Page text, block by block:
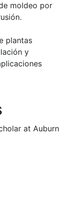
moldeo por
plantas
y
at Auburn